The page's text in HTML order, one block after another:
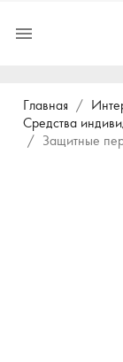

Главная
Средства
Защитные